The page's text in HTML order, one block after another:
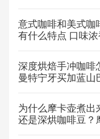
意式咖啡和美式咖
有什么特点 口味
深度烘焙手冲咖啡
曼特宁牙买加蓝山
为什么摩卡壶煮出
还是深烘咖啡豆？